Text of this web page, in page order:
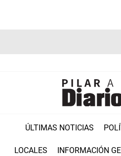
ÚLTIMAS NOTICIAS
LOCALES INFORMACIÓN